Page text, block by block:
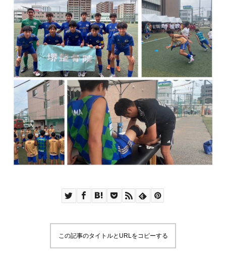
この記事のタイトルとURLをコピーする